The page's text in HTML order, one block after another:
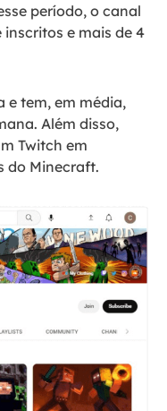
período, o canal
inscritos e mais de 4
e tem, em média,
Além disso,
Twitch em
do Minecraft.